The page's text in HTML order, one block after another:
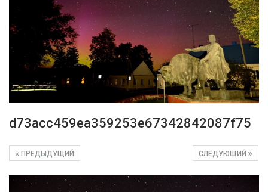
d73acc459ea359253e67342842087f75
СЛЕДУЮЩИЙ
ПРЕДЫДУЩИЙ